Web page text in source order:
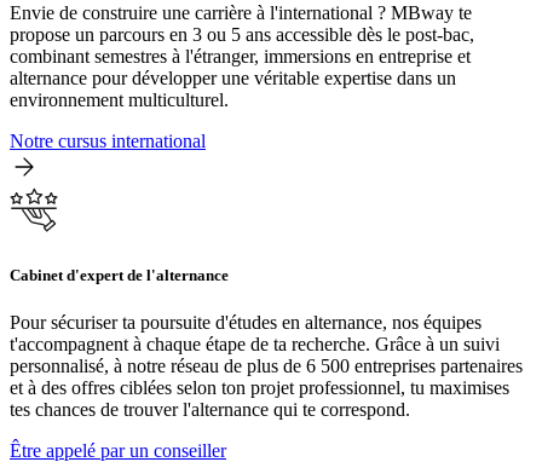
Envie de construire une carrière à l'international ? MBway te
propose un parcours en 3 ou 5 ans accessible dès le post-bac,
combinant semestres à l'étranger, immersions en entreprise et
alternance pour développer une véritable expertise dans un
environnement multiculturel.
Notre cursus international
Cabinet d'expert de l'alternance
Pour sécuriser ta poursuite d'études en alternance, nos équipes
t'accompagnent à chaque étape de ta recherche. Grâce à un suivi
personnalisé, à notre réseau de plus de 6 500 entreprises partenaires
et à des offres ciblées selon ton projet professionnel, tu maximises
tes chances de trouver l'alternance qui te correspond.
Être appelé par un conseiller